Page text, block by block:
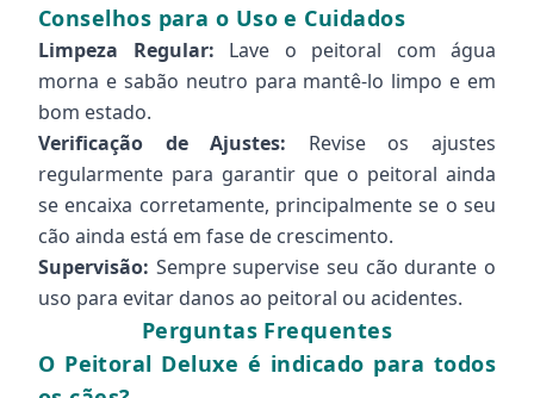
Conselhos para o Uso e Cuidados
Limpeza Regular: Lave o peitoral com água
morna e sabão neutro para mantê-lo limpo e em
bom estado.
Verificação de Ajustes: Revise os ajustes
regularmente para garantir que o peitoral ainda
se encaixa corretamente, principalmente se o seu
cão ainda está em fase de crescimento.
Supervisão: Sempre supervise seu cão durante o
uso para evitar danos ao peitoral ou acidentes.
Perguntas Frequentes
O Peitoral Deluxe é indicado para todos